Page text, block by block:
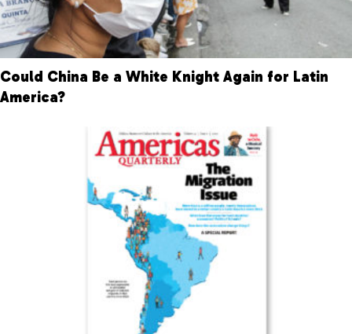
Could China Be a White Knight Again for Latin
America?